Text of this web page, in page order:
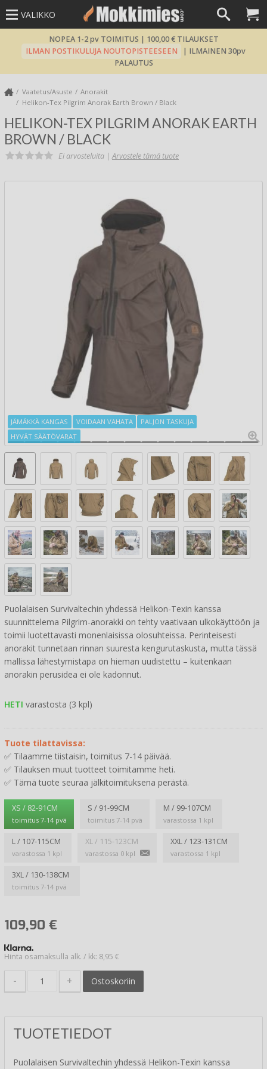
VALIKKO
NOPEA 1-2 pv TOIMITUS | 100,00 € TILAUKSET
ILMAN POSTIKULUJA NOUTOPISTEESEEN
| ILMAINEN 30pv
PALAUTUS
Vaatetus/Asuste
Anorakit
Helikon-Tex Pilgrim Anorak Earth Brown / Black
HELIKON-TEX PILGRIM ANORAK EARTH
BROWN / BLACK
Ei arvosteluita |Arvostele tämä tuote
JÄMÄKKÄ KANGAS VOIDAAN VAHATA
PALJON TASKUJA
HYVÄT SÄÄTÖVARAT
Puolalaisen Survivaltechin yhdessä Helikon-Texin kanssa
suunnittelema Pilgrim-anorakki on tehty vaativaan ulkokäyttöön ja
toimii luotettavasti monenlaisissa olosuhteissa. Perinteisesti
anorakit tunnetaan rinnan suuresta kengurutaskusta, mutta tässä
mallissa lähestymistapa on hieman uudistettu – kuitenkaan
anorakin perusidea ei ole kadonnut.
HETI varastosta (3 kpl)
Tuote tilattavissa:
✅ Tilaamme tiistaisin, toimitus 7-14 päivää.
✅ Tilauksen muut tuotteet toimitamme heti.
✅ Tämä tuote seuraa jälkitoimituksena perästä.
XS / 82-91CM
toimitus 7-14 pvä
S / 91-99CM
toimitus 7-14 pvä
M / 99-107CM
varastossa 1 kpl
L / 107-115CM
varastossa 1 kpl
XL / 115-123CM
varastossa 0 kpl
XXL / 123-131CM
varastossa 1 kpl
3XL / 130-138CM
toimitus 7-14 pvä
109,90 €
Hinta osamaksulla alk. / kk: 8,95 €
- + Ostoskoriin
TUOTETIEDOT
Puolalaisen Survivaltechin yhdessä Helikon-Texin kanssa